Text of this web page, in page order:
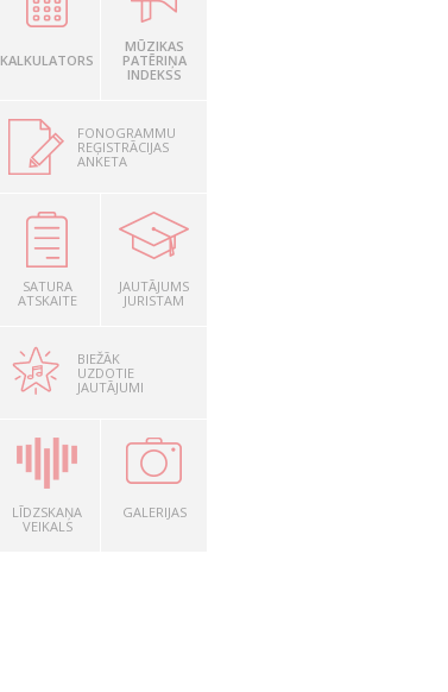
KALKULATORS
MŪZIKAS
PATĒRIŅA
INDEKSS
FONOGRAMMU
REĢISTRĀCIJAS
ANKETA
SATURA
ATSKAITE
JAUTĀJUMS
JURISTAM
BIEŽĀK
UZDOTIE
JAUTĀJUMI
LĪDZSKAŅA
VEIKALS
GALERIJAS